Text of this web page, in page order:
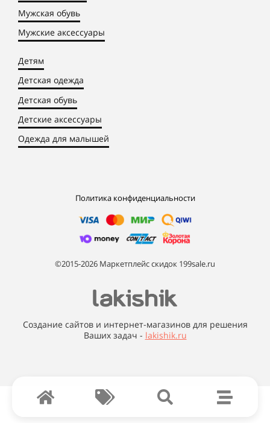
Мужская обувь
Мужские аксессуары
Детям
Детская одежда
Детская обувь
Детские аксессуары
Одежда для малышей
Политика конфиденциальности
©2015-2026 Маркетплейс скидок 199sale.ru
Создание сайтов и интернет-магазинов для решения
Ваших задач - lakishik.ru